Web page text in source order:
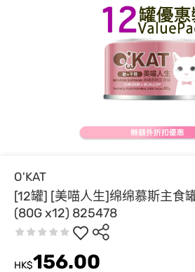
O'KAT
[12罐] [美喵人生]绵绵慕斯主食
(80G x12) 825478
HK$156.00